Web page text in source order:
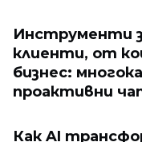
Инструменти
клиенти, от
бизнес:
проактивни
Как AI